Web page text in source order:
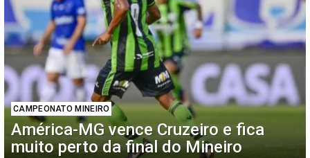
CAMPEONATO MINEIRO
América-MG vence Cruzeiro e fica
muito perto da final do Mineiro